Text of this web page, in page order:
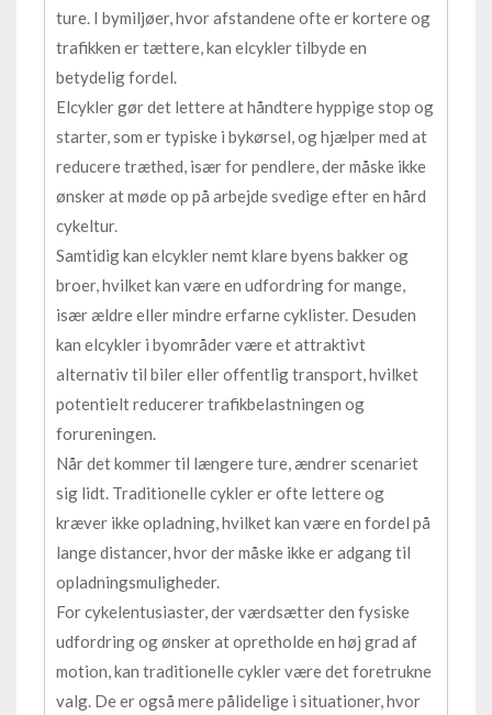
ture. I bymiljøer, hvor afstandene ofte er kortere og
trafikken er tættere, kan elcykler tilbyde en
betydelig fordel.
Elcykler gør det lettere at håndtere hyppige stop og
starter, som er typiske i bykørsel, og hjælper med at
reducere træthed, især for pendlere, der måske ikke
ønsker at møde op på arbejde svedige efter en hård
cykeltur.
Samtidig kan elcykler nemt klare byens bakker og
broer, hvilket kan være en udfordring for mange,
især ældre eller mindre erfarne cyklister. Desuden
kan elcykler i byområder være et attraktivt
alternativ til biler eller offentlig transport, hvilket
potentielt reducerer trafikbelastningen og
forureningen.
Når det kommer til længere ture, ændrer scenariet
sig lidt. Traditionelle cykler er ofte lettere og
kræver ikke opladning, hvilket kan være en fordel på
lange distancer, hvor der måske ikke er adgang til
opladningsmuligheder.
For cykelentusiaster, der værdsætter den fysiske
udfordring og ønsker at opretholde en høj grad af
motion, kan traditionelle cykler være det foretrukne
valg. De er også mere pålidelige i situationer, hvor